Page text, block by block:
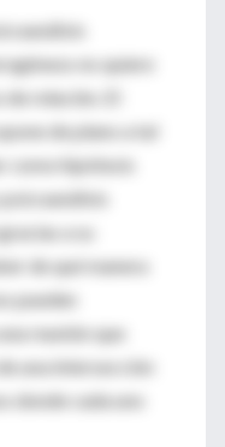
no quiere
relación. El
de plano a tal
como hipótesis
a su
de qué manera
pueden
reunión que
una intersección
donde cada uno